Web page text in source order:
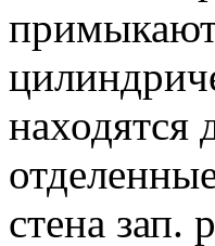
стена зап.